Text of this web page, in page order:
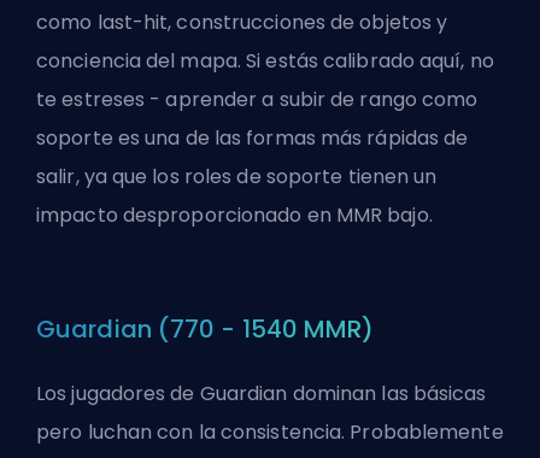
como last-hit, construcciones de objetos y
conciencia del mapa. Si estás calibrado aquí, no
te estreses -aprender a subir de rango como
soporte es una de las formas más rápidas de
salir, ya que los roles de soporte tienen un
impacto desproporcionado en MMR bajo.
Guardian (770 - 1540 MMR)
Los jugadores de Guardian dominan las básicas
pero luchan con la consistencia. Probablemente